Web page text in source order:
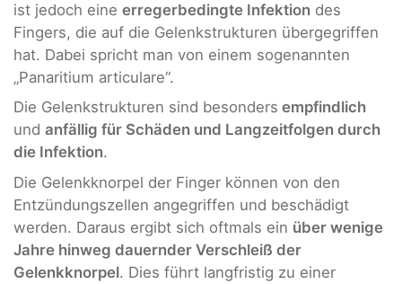
ist jedoch eine erregerbedingte Infektion des
Fingers, die auf die Gelenkstrukturen übergegriffen
hat. Dabei spricht man von einem sogenannten
„Panaritium articulare“.
Die Gelenkstrukturen sind besonders empfindlich
und anfällig für Schäden und Langzeitfolgen durch
die Infektion.
Die Gelenkknorpel der Finger können von den
Entzündungszellen angegriffen und beschädigt
werden. Daraus ergibt sich oftmals ein über wenige
Jahre hinweg dauernder Verschleiß der
Gelenkknorpel. Dies führt langfristig zu einer